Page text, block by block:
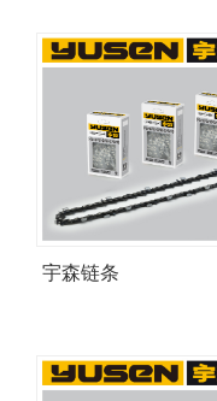
宇森链条